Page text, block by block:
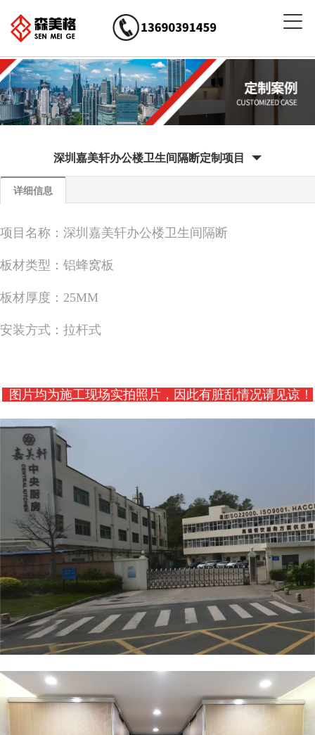
深圳嘉美轩办公楼卫生间隔断定制项目
详细信息
项目名称：深圳嘉美轩办公楼卫生间隔断
板材类型：铝蜂窝板
板材厚度：25MM
安装方式：拉杆式
图片均为施工现场实拍照片，因此有脏乱情况请见谅！